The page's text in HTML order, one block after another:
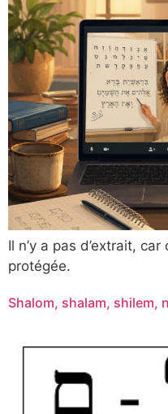
Il n’y a pas d’extrait,
protégée.
Shalom, shalam, shilem,